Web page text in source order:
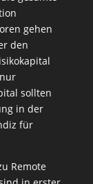
gehen
den
sollten
in der
für
Remote